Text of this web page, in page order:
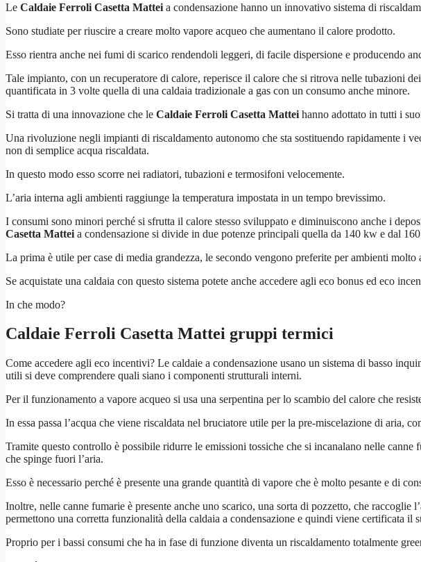
Le Caldaie Ferroli Casetta Mattei a condensazione hanno un innovativo sistema di
Sono studiate per riuscire a creare molto vapore acqueo che aumentano il calore prodotto.
Esso rientra anche nei fumi di scarico rendendoli leggeri, di facile dispersione e producendo
Tale impianto, con un recuperatore di calore, reperisce il calore che si ritrova nelle tubazioni
quantificata in 3 volte quella di una caldaia tradizionale a gas con un consumo anche minore.
Si tratta di una innovazione che le Caldaie Ferroli Casetta Mattei hanno adottato in tutti i
Una rivoluzione negli impianti di riscaldamento autonomo che sta sostituendo rapidamente i
non di semplice acqua riscaldata.
In questo modo esso scorre nei radiatori, tubazioni e termosifoni velocemente.
L’aria interna agli ambienti raggiunge la temperatura impostata in un tempo brevissimo.
I consumi sono minori perché si sfrutta il calore stesso sviluppato e diminuiscono anche i
Casetta Mattei a condensazione si divide in due potenze principali quella da 140 kw e dal
La prima è utile per case di media grandezza, le secondo vengono preferite per ambienti molto
Se acquistate una caldaia con questo sistema potete anche accedere agli eco bonus ed eco
In che modo?
Caldaie Ferroli Casetta Mattei gruppi termici
Come accedere agli eco incentivi? Le caldaie a condensazione usano un sistema di basso
utili si deve comprendere quali siano i componenti strutturali interni.
Per il funzionamento a vapore acqueo si usa una serpentina per lo scambio del calore che
In essa passa l’acqua che viene riscaldata nel bruciatore utile per la pre-miscelazione di aria,
Tramite questo controllo è possibile ridurre le emissioni tossiche che si incanalano nelle
che spinge fuori l’aria.
Esso è necessario perché è presente una grande quantità di vapore che è molto pesante e di
Inoltre, nelle canne fumarie è presente anche uno scarico, una sorta di pozzetto, che
permettono una corretta funzionalità della caldaia a condensazione e quindi viene certificata il
Proprio per i bassi consumi che ha in fase di funzione diventa un riscaldamento totalmente